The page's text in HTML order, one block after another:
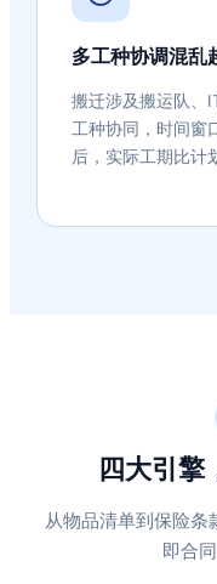
多工种协调混乱
搬迁涉及搬运队、
工种协同，时间窗
后，实际工期比计
四大引擎
从物品清单到保险条
即合